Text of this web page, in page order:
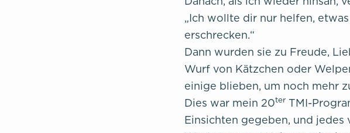
„Ich wollte dir nur helfen,
erschrecken.“
Dann wurden sie zu Freude,
Wurf von Kätzchen oder
einige blieben, um noch mehr
Dies war mein 20terTMI-
Einsichten gegeben, und jedes